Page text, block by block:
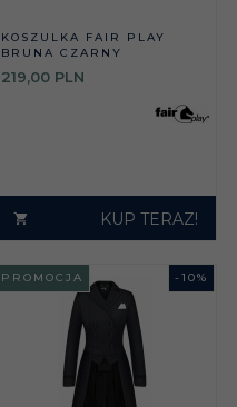
KOSZULKA FAIR PLAY
BRUNA CZARNY
219,00 PLN
KUP TERAZ!
- 10%
PROMOCJA